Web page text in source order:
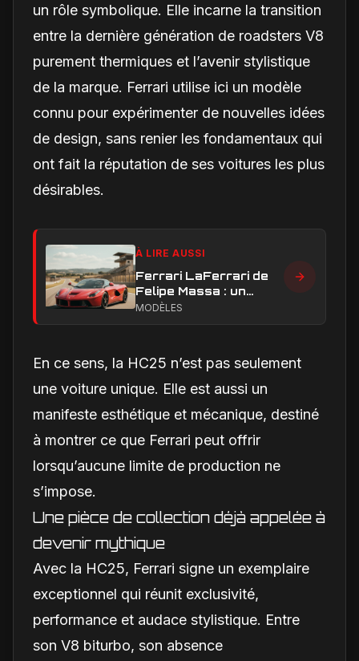
un rôle symbolique. Elle incarne la transition
entre la dernière génération de roadsters V8
purement thermiques et l’avenir stylistique
de la marque. Ferrari utilise ici un modèle
connu pour expérimenter de nouvelles idées
de design, sans renier les fondamentaux qui
ont fait la réputation de ses voitures les plus
désirables.
À LIRE AUSSI
Ferrari LaFerrari de
Felipe Massa : un
exemplaire de
MODÈLES
En ce sens, la HC25 n’est pas seulement
une voiture unique. Elle est aussi un
manifeste esthétique et mécanique, destiné
à montrer ce que Ferrari peut offrir
lorsqu’aucune limite de production ne
s’impose.
Une pièce de collection déjà appelée à
devenir mythique
Avec la HC25, Ferrari signe un exemplaire
exceptionnel qui réunit exclusivité,
performance et audace stylistique. Entre
son V8 biturbo, son absence